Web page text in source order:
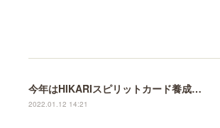
今年はHIKARIスピリットカード養成講座から♪
2022.01.12 14:21